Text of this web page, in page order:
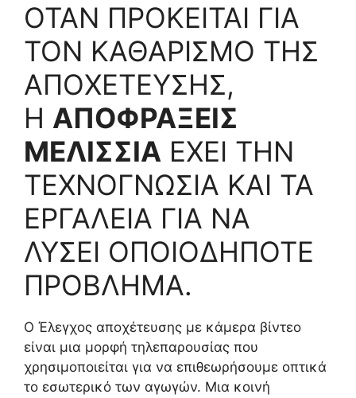
ΟΤΑΝ ΠΡΟΚΕΙΤΑΙ ΓΙΑ
ΤΟΝ ΚΑΘΑΡΙΣΜΟ ΤΗΣ
ΑΠΟΧΕΤΕΥΣΗΣ,
Η ΑΠΟΦΡΑΞΕΙΣ
ΜΕΛΙΣΣΙΑ ΕΧΕΙ ΤΗΝ
ΤΕΧΝΟΓΝΩΣΙΑ ΚΑΙ ΤΑ
ΕΡΓΑΛΕΙΑ ΓΙΑ ΝΑ
ΛΥΣΕΙ ΟΠΟΙΟΔΗΠΟΤΕ
ΠΡΟΒΛΗΜΑ.
Ο Έλεγχος αποχέτευσης με κάμερα βίντεο
είναι μια μορφή τηλεπαρουσίας που
χρησιμοποιείται για να επιθεωρήσουμε οπτικά
το εσωτερικό των αγωγών. Μια κοινή